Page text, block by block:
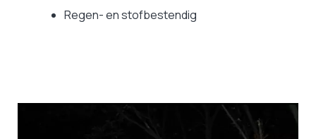
Regen- en stofbestendig